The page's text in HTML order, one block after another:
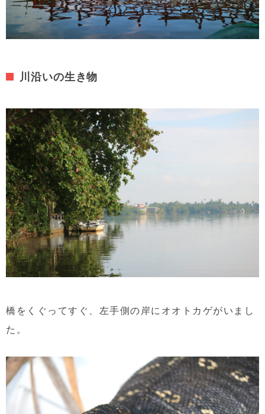
川沿いの生き物
橋をくぐってすぐ、左手側の岸にオオトカゲがいまし
た。